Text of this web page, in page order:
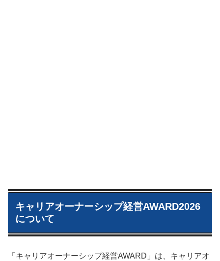
キャリアオーナーシップ経営AWARD2026
について
「キャリアオーナーシップ経営AWARD」は、キャリアオ